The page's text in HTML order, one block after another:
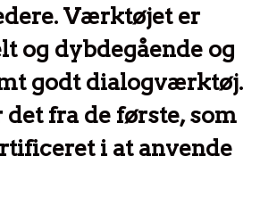
Værktøjet er
og dybdegående og
godt dialogværktøj.
det fra de første, som
i at anvende